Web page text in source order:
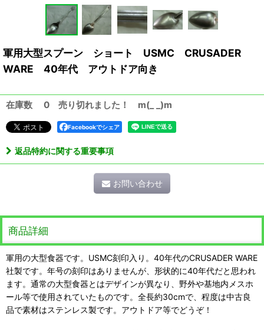
軍用大型スプーン ショート USMC CRUSADER
WARE 40年代 アウトドア向き
在庫数 0 売り切れました！ m(_ _)m
Facebookでシェア
返品特約に関する重要事項
お問い合わせ
商品詳細
軍用の大型食器です。USMC刻印入り。40年代のCRUSADER WARE
社製です。年号の刻印はありませんが、形状的に40年代だと思われ
ます。通常の大型食器とはデザインが異なり、野外や基地内メスホ
ール等で使用されていたものです。全長約30cmで、程度は中古良
品で素材はステンレス製です。アウトドア等でどうぞ！